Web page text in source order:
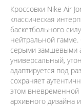
Кроссовки Nike Air
классическая
баскетбольного
нейтральной
серыми замшевыми
универсальный,
адаптируется под
сохраняет
этом вневременной
архивного дизайна